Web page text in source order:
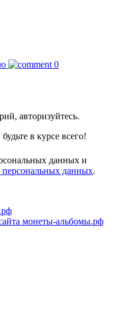
0
авторизуйтесь.
в курсе всего!
данных и
данных.